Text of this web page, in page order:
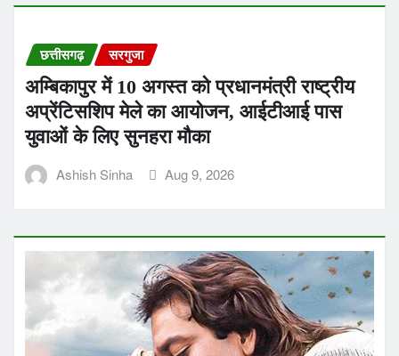
छत्तीसगढ़ सरगुजा
अम्बिकापुर में 10 अगस्त को प्रधानमंत्री राष्ट्रीय
अप्रेंटिसशिप मेले का आयोजन, आईटीआई पास
युवाओं के लिए सुनहरा मौका
Ashish Sinha Aug 9, 2026